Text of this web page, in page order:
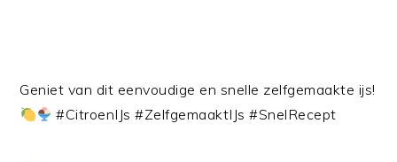
Geniet van dit eenvoudige en snelle zelfgemaakte ijs!
#CitroenIJs #ZelfgemaaktIJs #SnelRecept